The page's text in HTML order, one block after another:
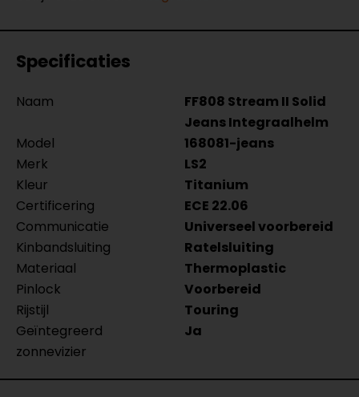
Specificaties
Naam
FF808 Stream II Solid
Jeans Integraalhelm
Model
168081-jeans
Merk
LS2
Kleur
Titanium
Certificering
ECE 22.06
Communicatie
Universeel voorbereid
Kinbandsluiting
Ratelsluiting
Materiaal
Thermoplastic
Pinlock
Voorbereid
Rijstijl
Touring
Geïntegreerd
zonnevizier
Ja